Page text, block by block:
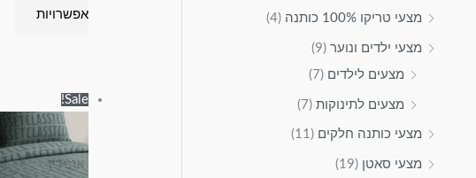
מצעי טריקו 100% כותנה
(4)
מצעי ילדים ונוער (9)
מצעים לילדים (7)
מצעים לתינוקות (7)
מצעי כותנה חלקים (11)
מצעי סאטן (19)
אפשרויות
Sale!
זה
יש